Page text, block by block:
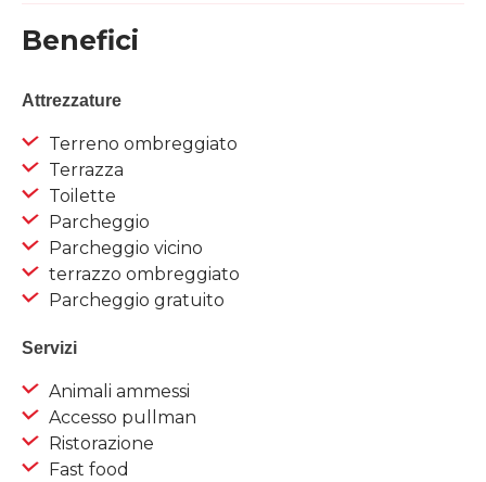
Benefici
Attrezzature
Terreno ombreggiato
Terrazza
Toilette
Parcheggio
Parcheggio vicino
terrazzo ombreggiato
Parcheggio gratuito
Servizi
Animali ammessi
Accesso pullman
Ristorazione
Fast food